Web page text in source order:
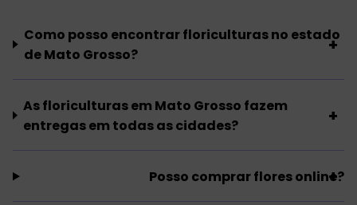
Como posso encontrar floriculturas no estado
de Mato Grosso?
As floriculturas em Mato Grosso fazem
entregas em todas as cidades?
Posso comprar flores online?